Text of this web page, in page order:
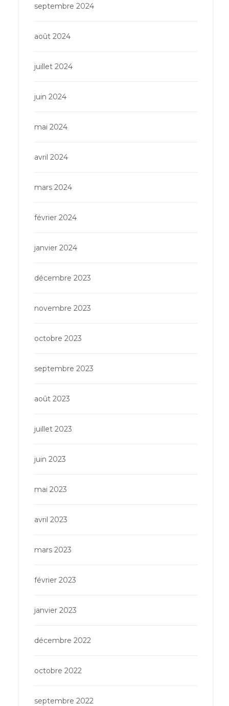
septembre 2024
août 2024
juillet 2024
juin 2024
mai 2024
avril 2024
mars 2024
février 2024
janvier 2024
décembre 2023
novembre 2023
octobre 2023
septembre 2023
août 2023
juillet 2023
juin 2023
mai 2023
avril 2023
mars 2023
février 2023
janvier 2023
décembre 2022
octobre 2022
septembre 2022